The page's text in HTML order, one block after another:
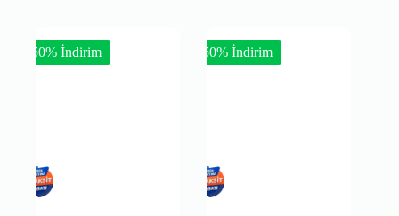
-50% İndirim -50% İndirim